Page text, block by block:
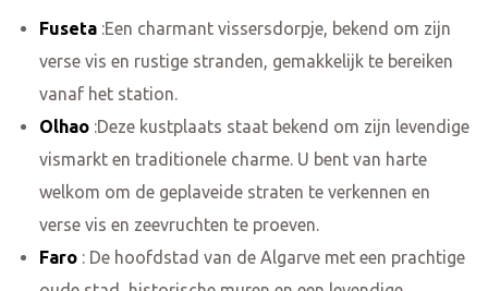
Fuseta:Een charmant vissersdorpje, bekend om zijn
verse vis en rustige stranden, gemakkelijk te bereiken
vanaf het station.
Olhao:Deze kustplaats staat bekend om zijn levendige
vismarkt en traditionele charme. U bent van harte
welkom om de geplaveide straten te verkennen en
verse vis en zeevruchten te proeven.
Faro: De hoofdstad van de Algarve met een prachtige